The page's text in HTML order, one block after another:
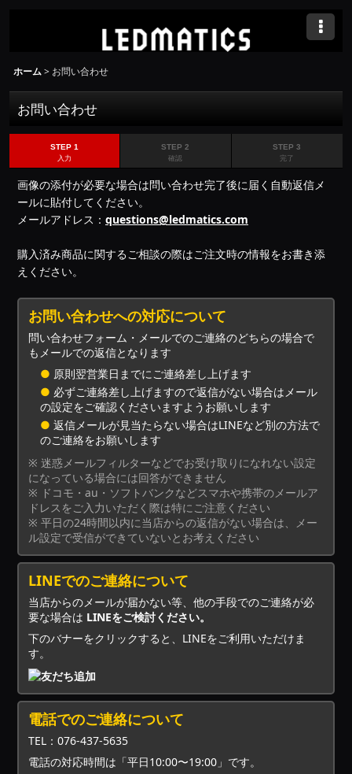
ホーム> お問い合わせ
お問い合わせ
STEP 1
入力
STEP 2
確認
STEP 3
完了
画像の添付が必要な場合は問い合わせ完了後に届く自動返信メ
ールに貼付してください。
メールアドレス： questions@ledmatics.com
購入済み商品に関するご相談の際はご注文時の情報をお書き添
えください。
お問い合わせへの対応について
問い合わせフォーム・メールでのご連絡のどちらの場合で
もメールでの返信となります
● 原則翌営業日までにご連絡差し上げます
● 必ずご連絡差し上げますので返信がない場合はメール
の設定をご確認くださいますようお願いします
● 返信メールが見当たらない場合はLINEなど別の方法で
のご連絡をお願いします
※ 迷惑メールフィルターなどでお受け取りになれない設定
になっている場合には回答ができません
※ ドコモ・au・ソフトバンクなどスマホや携帯のメールア
ドレスをご入力いただく際は特にご注意ください
※ 平日の24時間以内に当店からの返信がない場合は、メー
ル設定で受信ができていないとお考えください
LINEでのご連絡について
当店からのメールが届かない等、他の手段でのご連絡が必
要な場合は LINEをご検討ください。
下のバナーをクリックすると、LINEをご利用いただけま
す。
電話でのご連絡について
TEL：076-437-5635
電話の対応時間は「平日10:00〜19:00」です。